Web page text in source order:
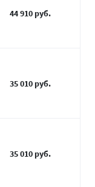
44 910 руб.
35 010 руб.
35 010 руб.